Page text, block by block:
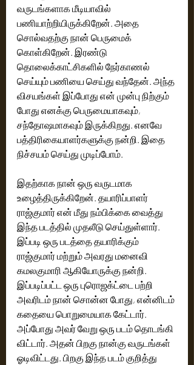
வருடங்களாக மீடியாவில்
பணியாற்றியிருக்கிறேன். அதை
சொல்வதற்கு நான் பெருமைக்
கொள்கிறேன். இரண்டு
தொலைக்காட்சிகளில் நேர்காணல்
செய்யும் பணியை செய்து வந்தேன். அந்த
விசயங்கள் இப்போது என் முன்பு நிற்கும்
போது எனக்கு பெருமையாகவும்,
சந்தோஷமாகவும் இருக்கிறது. எனவே
பத்திரிகையாளர்களுக்கு நன்றி. இதை
நிச்சயம் செய்து முடிப்போம்.
இதற்காக நான் ஒரு வருடமாக
உழைத்திருக்கிறேன். தயாரிப்பாளர்
ராஜ்குமார் என் மீது நம்பிக்கை வைத்து
இந்த படத்தில் முதலீடு செய்துள்ளார்.
இப்படி ஒரு படத்தை தயாரிக்கும்
ராஜ்குமார் மற்றும் அவரது மனைவி
கமலகுமாரி ஆகியோருக்கு நன்றி.
இப்படிப்பட்ட ஒரு புரொஜக்ட்டை பற்றி
அவரிடம் நான் சொன்ன போது, என்னிடம்
கதையை பொறுமையாக கேட்டார்.
அப்போது அவர் வேறு ஒரு படம் தொடங்கி
விட்டார். அதன் பிறகு நான்கு வருடங்கள்
ஓடிவிட்டது. பிறகு இந்த படம் குறித்து